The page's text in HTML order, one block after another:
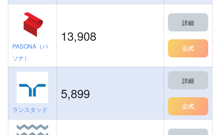
PASONA（パ
ソナ）
13,908
詳細
公式
ランスタッド
5,899
詳細
公式